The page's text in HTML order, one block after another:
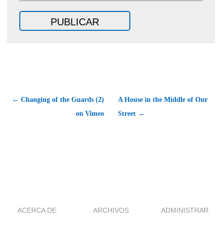
← Changing of the Guards (2)
on Vimeo
A House in the Middle of Our
Street →
ACERCA DE ARCHIVOS ADMINISTRAR